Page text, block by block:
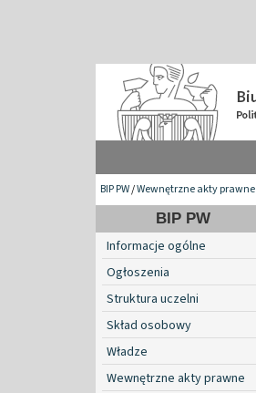
BIP PW/Wewnętrzne akty prawne
BIP PW
Informacje ogólne
Ogłoszenia
Struktura uczelni
Skład osobowy
Władze
Wewnętrzne akty prawne